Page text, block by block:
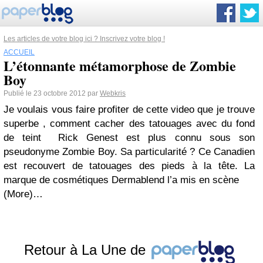
Les articles de votre blog ici ? Inscrivez votre blog !
ACCUEIL
L’étonnante métamorphose de Zombie
Boy
Publié le 23 octobre 2012 par Webkris
Je voulais vous faire profiter de cette video que je trouve
superbe , comment cacher des tatouages avec du fond
de teint Rick Genest est plus connu sous son
pseudonyme Zombie Boy. Sa particularité ? Ce Canadien
est recouvert de tatouages des pieds à la tête. La
marque de cosmétiques Dermablend l’a mis en scène
(More)…
Retour à La Une de